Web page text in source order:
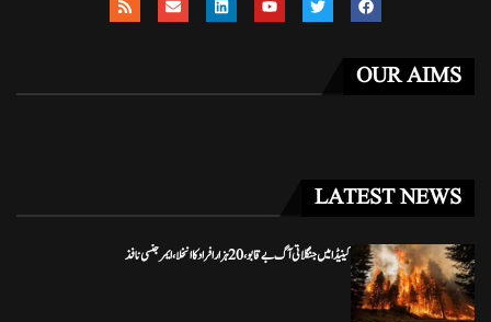
OUR AIMS
LATEST NEWS
کینیڈا میں جنگلاتی آگ بے قابو، 20 ہزار افراد کا انخلا، ایمرجنسی نافذ